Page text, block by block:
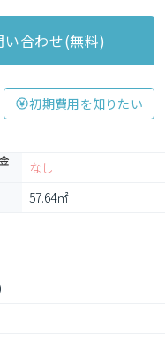
合わせ(無料)
初期費用を知りたい
なし
57.64㎡